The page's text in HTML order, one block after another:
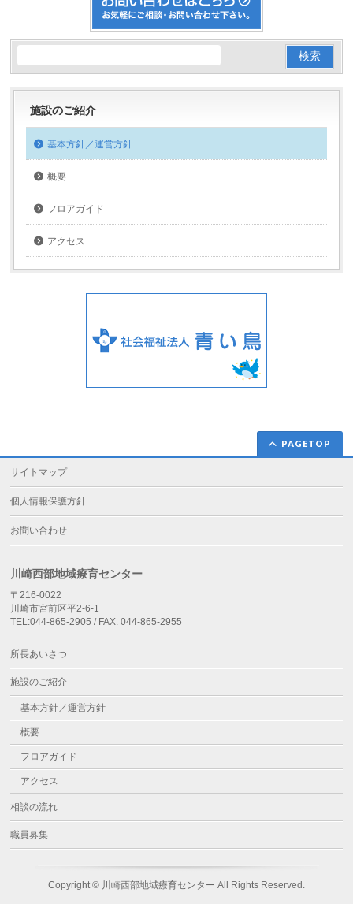
施設のご紹介
基本方針／運営方針
概要
フロアガイド
アクセス
PAGETOP
サイトマップ
個人情報保護方針
お問い合わせ
川崎西部地域療育センター
〒216-0022
川崎市宮前区平2-6-1
TEL:044-865-2905 / FAX. 044-865-2955
所長あいさつ
施設のご紹介
基本方針／運営方針
概要
フロアガイド
アクセス
相談の流れ
職員募集
Copyright © 川崎西部地域療育センター All Rights Reserved.